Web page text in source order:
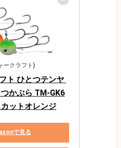
ークラフト)
ト ひとつテンヤ
かぶら TM-GK6
ットオレンジ
で見る